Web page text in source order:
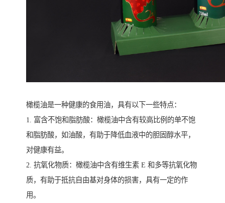
橄榄油是一种健康的食用油，具有以下一些特点：
1. 富含不饱和脂肪酸：橄榄油中含有较高比例的单不饱
和脂肪酸，如油酸，有助于降低血液中的胆固醇水平，
对健康有益。
2. 抗氧化物质：橄榄油中含有维生素 E 和多等抗氧化物
质，有助于抵抗自由基对身体的损害，具有一定的作
用。